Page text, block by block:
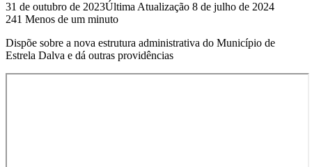
31 de outubro de 2023Última Atualização 8 de julho de 2024
241 Menos de um minuto
Dispõe sobre a nova estrutura administrativa do Município de
Estrela Dalva e dá outras providências